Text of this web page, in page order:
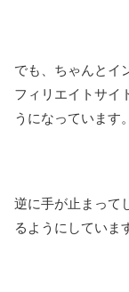
でも、ちゃんとイ
フィリエイトサイ
うになっています。
逆に手が止まって
るようにしていま